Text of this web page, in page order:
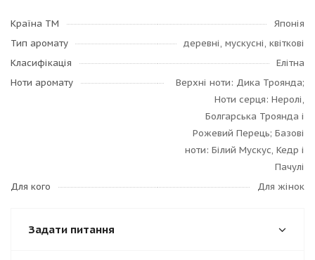
Країна ТМ
Японія
Тип аромату
деревні, мускусні, квіткові
Класифікація
Елітна
Ноти аромату
Верхні ноти: Дика Троянда;
Ноти серця: Неролі,
Болгарська Троянда і
Рожевий Перець; Базові
ноти: Білий Мускус, Кедр і
Пачулі
Для кого
Для жінок
Задати питання